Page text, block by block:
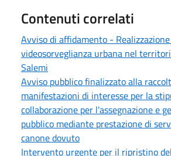
Contenuti correlati
Avviso di affidamento -
videosorveglianza urbana nel
Salemi
Avviso pubblico finalizzato alla
manifestazioni di interesse per la
collaborazione per l'assegnazione e
pubblico mediante prestazione di
canone dovuto
Intervento urgente per il ripristino